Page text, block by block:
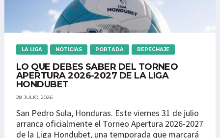
LA LIGA NOTICIAS PORTADA REPECHAJE
LO QUE DEBES SABER DEL TORNEO
APERTURA 2026-2027 DE LA LIGA
HONDUBET
28 JULIO, 2026
San Pedro Sula, Honduras. Este viernes 31 de julio
arranca oficialmente el Torneo Apertura 2026-2027
de la Liga Hondubet, una temporada que marcará